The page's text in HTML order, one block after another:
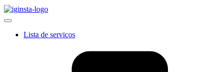
Lista de serviços